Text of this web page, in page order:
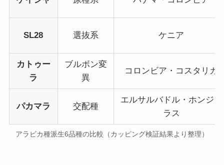
SL28 選抜系 ケニア
カトゥー
ラ
ブルボン変
異
コロンビア・コスタリカ
パカマラ 交配種
エルサルバドル・ホンジュ
ラス
アラビカ種派生6品種の比較（カッピング検証結果より整理）